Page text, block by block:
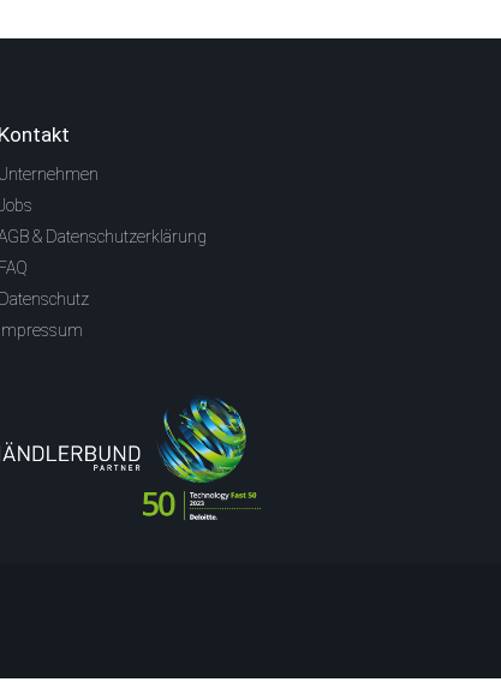
Kontakt
Unternehmen
& Datenschutzerklärung
FAQ
Datenschutz
Impressum